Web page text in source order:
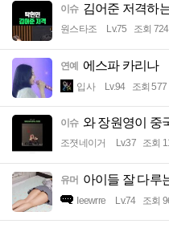
이슈 김어준 저격하
원스타조 Lv.75 조회 724
연예 에스파 카리나
입사 Lv.94 조회 577
이슈 와 장원영이 중
조졋네이거 Lv.37 조회
유머 아이들 잘 다루
Ieewrre Lv.74 조회